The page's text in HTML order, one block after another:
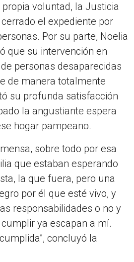
voluntad, la Justicia
el expediente por
Por su parte, Noelia
que su intervención en
personas desaparecidas
de manera totalmente
su profunda satisfacción
la angustiante espera
hogar pampeano.
sobre todo por esa
que estaban esperando
la que fuera, pero una
por él que esté vivo, y
responsabilidades o no y
ya escapan a mí.
concluyó la